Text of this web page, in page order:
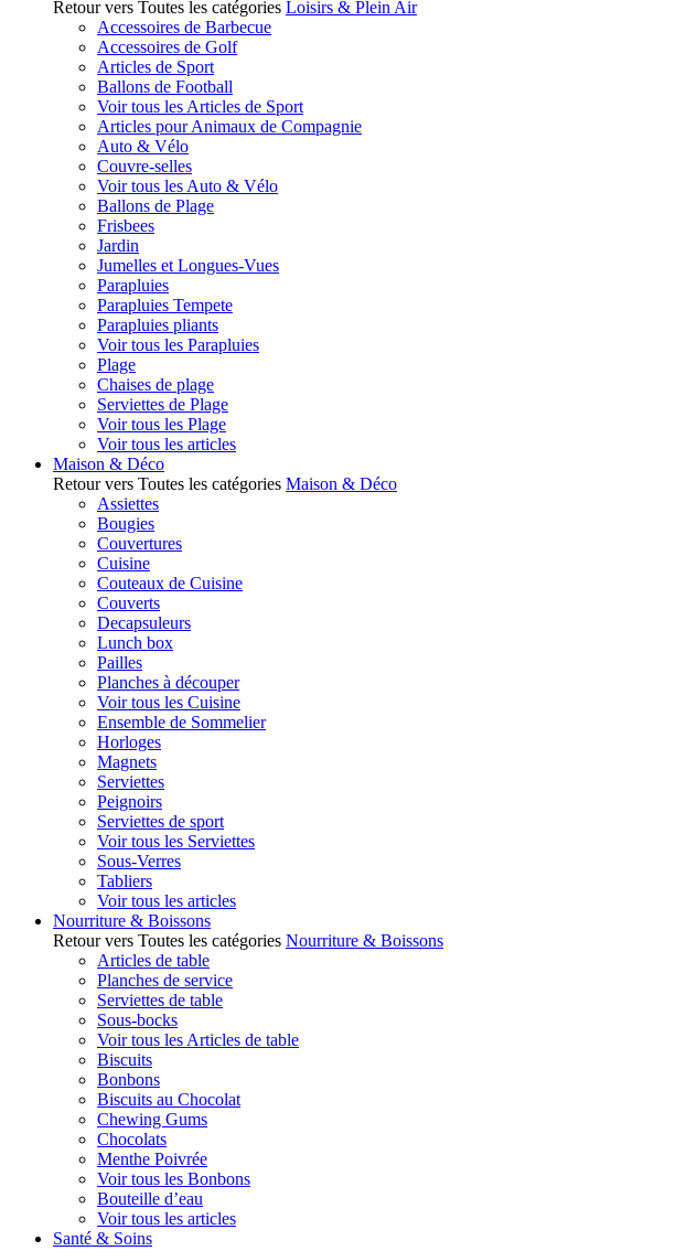
Retour vers Toutes les catégories Loisirs & Plein Air
Accessoires de Barbecue
Accessoires de Golf
Articles de Sport
Ballons de Football
Voir tous les Articles de Sport
Articles pour Animaux de Compagnie
Auto & Vélo
Couvre-selles
Voir tous les Auto & Vélo
Ballons de Plage
Frisbees
Jardin
Jumelles et Longues-Vues
Parapluies
Parapluies Tempete
Parapluies pliants
Voir tous les Parapluies
Plage
Chaises de plage
Serviettes de Plage
Voir tous les Plage
Voir tous les articles
Maison & Déco
Retour vers Toutes les catégories Maison & Déco
Assiettes
Bougies
Couvertures
Cuisine
Couteaux de Cuisine
Couverts
Decapsuleurs
Lunch box
Pailles
Planches à découper
Voir tous les Cuisine
Ensemble de Sommelier
Horloges
Magnets
Serviettes
Peignoirs
Serviettes de sport
Voir tous les Serviettes
Sous-Verres
Tabliers
Voir tous les articles
Nourriture & Boissons
Retour vers Toutes les catégories Nourriture & Boissons
Articles de table
Planches de service
Serviettes de table
Sous-bocks
Voir tous les Articles de table
Biscuits
Bonbons
Biscuits au Chocolat
Chewing Gums
Chocolats
Menthe Poivrée
Voir tous les Bonbons
Bouteille d’eau
Voir tous les articles
Santé & Soins